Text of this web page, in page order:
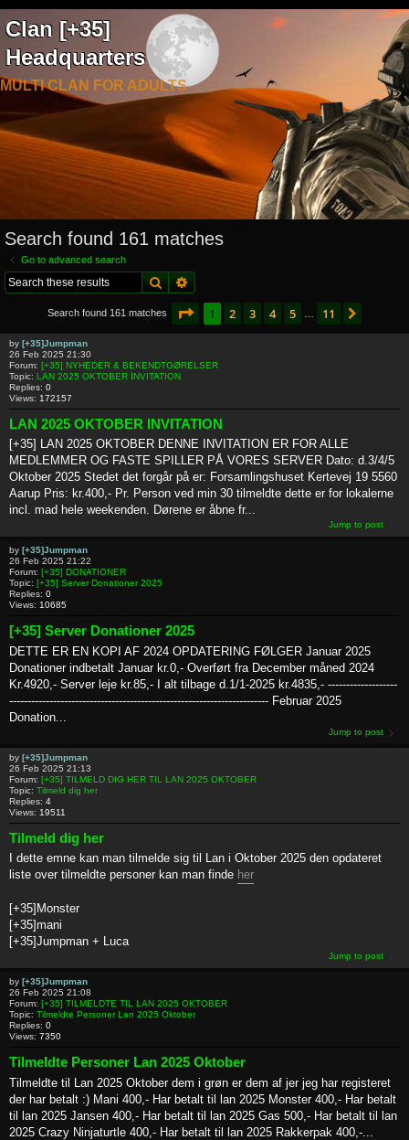
Clan [+35]
Headquarters
MULTI CLAN FOR ADULTS
Search found 161 matches
Go to advanced search
Search
Search found 161 matches Page 1of 11
1 2 3 4 5 11
by [+35]Jumpman
26 Feb 2025 21:30
Forum: [+35] NYHEDER & BEKENDTGØRELSER
Topic: LAN 2025 OKTOBER INVITATION
Replies: 0
Views: 172157
LAN 2025 OKTOBER INVITATION
[+35] LAN 2025 OKTOBER DENNE INVITATION ER FOR ALLE
MEDLEMMER OG FASTE SPILLER PÅ VORES SERVER Dato: d.3/4/5
Oktober 2025 Stedet det forgår på er: Forsamlingshuset Kertevej 19 5560
Aarup Pris: kr.400,- Pr. Person ved min 30 tilmeldte dette er for lokalerne
incl. mad hele weekenden. Dørene er åbne fr...
Jump to post
by [+35]Jumpman
26 Feb 2025 21:22
Forum: [+35] DONATIONER
Topic: [+35] Server Donationer 2025
Replies: 0
Views: 10685
[+35] Server Donationer 2025
DETTE ER EN KOPI AF 2024 OPDATERING FØLGER Januar 2025
Donationer indbetalt Januar kr.0,- Overført fra December måned 2024
Kr.4920,- Server leje kr.85,- I alt tilbage d.1/1-2025 kr.4835,- -------------------
----------------------------------------------------------------------- Februar 2025
Donation...
Jump to post
by [+35]Jumpman
26 Feb 2025 21:13
Forum: [+35] TILMELD DIG HER TIL LAN 2025 OKTOBER
Topic: Tilmeld dig her
Replies: 4
Views: 19511
Tilmeld dig her
I dette emne kan man tilmelde sig til Lan i Oktober 2025 den opdateret
liste over tilmeldte personer kan man finde her
[+35]Monster
[+35]mani
[+35]Jumpman + Luca
Jump to post
by [+35]Jumpman
26 Feb 2025 21:08
Forum: [+35] TILMELDTE TIL LAN 2025 OKTOBER
Topic: Tilmeldte Personer Lan 2025 Oktober
Replies: 0
Views: 7350
Tilmeldte Personer Lan 2025 Oktober
Tilmeldte til Lan 2025 Oktober dem i grøn er dem af jer jeg har registeret
der har betalt :) Mani 400,- Har betalt til lan 2025 Monster 400,- Har betalt
til lan 2025 Jansen 400,- Har betalt til lan 2025 Gas 500,- Har betalt til lan
2025 Crazy Ninjaturtle 400,- Har betalt til lan 2025 Rakkerpak 400,-...